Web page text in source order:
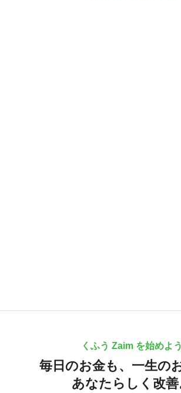
くふう Zaim を始めよう
毎日のお金も、 一生の
あなたらしく改善